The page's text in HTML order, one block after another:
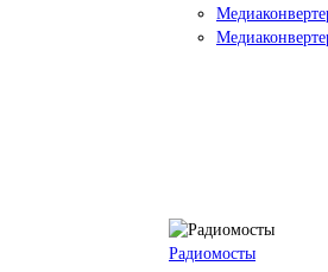
Радиомосты